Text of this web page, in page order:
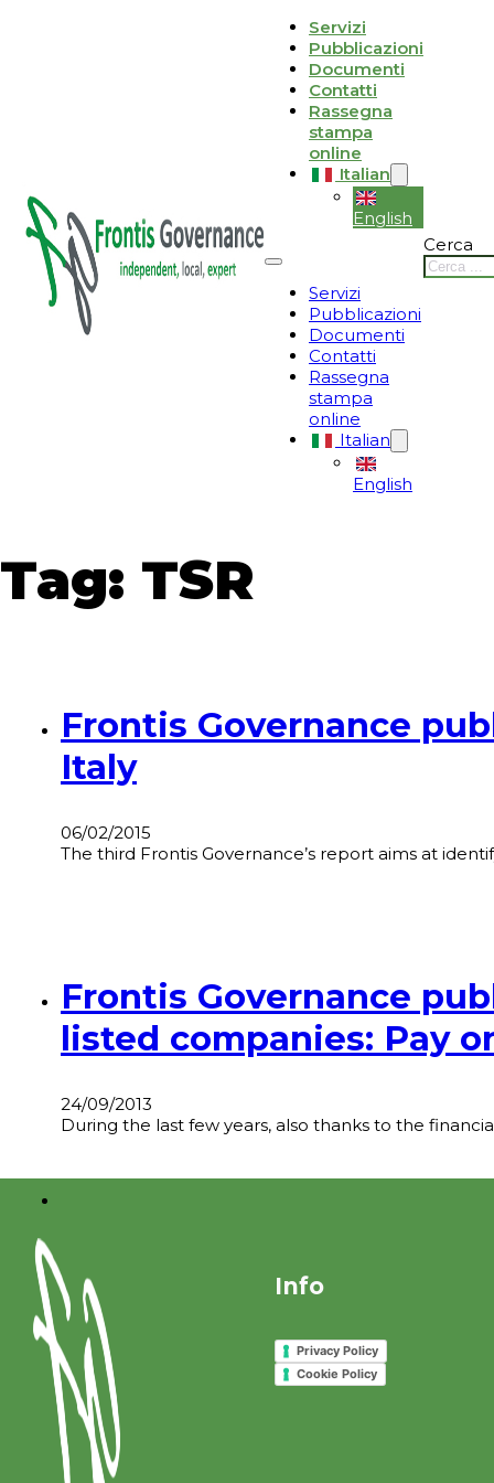
Vai al piè di pagina
Servizi
Pubblicazioni
Documenti
Contatti
Rassegna
stampa
online
Italian
English
Servizi
Pubblicazioni
Documenti
Contatti
Rassegna
stampa
online
Italian
English
Cerca
Tag: TSR
Frontis Governance
Italy
06/02/2015
The third Frontis Governance’s report aims at
Frontis Governance
listed companies: Pay
24/09/2013
During the last few years, also thanks to the
Info
Privacy Policy
Cookie Policy
Le tue preferenze relative alla privacy